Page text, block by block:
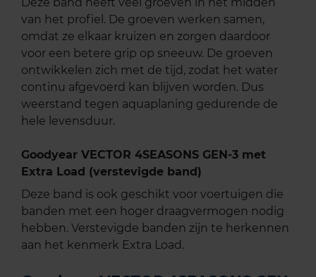
van het profiel. De groeven werken samen,
omdat ze elkaar kruizen en zorgen daardoor
voor een betere grip op sneeuw. De groeven
ontwikkelen zich met de tijd, zodat het water
continu afgevoerd kan blijven worden. Dus
weerstand tegen aquaplaning gedurende de
hele levensduur.
Goodyear VECTOR 4SEASONS GEN-3 met
Extra Load (verstevigde band)
Deze band is ook geschikt voor voertuigen die
banden met een hoger draagvermogen nodig
hebben. Verstevigde banden zijn te herkennen
aan het kenmerk Extra Load.